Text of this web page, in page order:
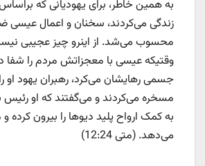
به همین خاطر، برای یهودیانی که
زندگی می‌کردند، سخنان و اعمال عیسی
محسوب می‌شد. از اینرو چیز عجیبی
وقتیکه عیسی با معجزاتش مردم را شفا
جسمی رهایشان می‌کرد، رهبران یهود او
مسخره می‌کردند و می‌گفتند که او
به کمک ارواح پلید دیوها را بیرون کرده
می‌دهد. (متی 12:24)